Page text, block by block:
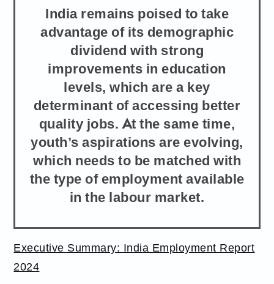
India remains poised to take
advantage of its demographic
dividend with strong
improvements in education
levels, which are a key
determinant of accessing better
quality jobs. At the same time,
youth’s aspirations are evolving,
which needs to be matched with
the type of employment available
in the labour market.
Executive Summary: India Employment Report
2024